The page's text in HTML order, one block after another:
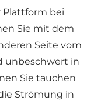
Plattform bei
Sie mit dem
Seite vom
unbeschwert in
Sie tauchen
Strömung in